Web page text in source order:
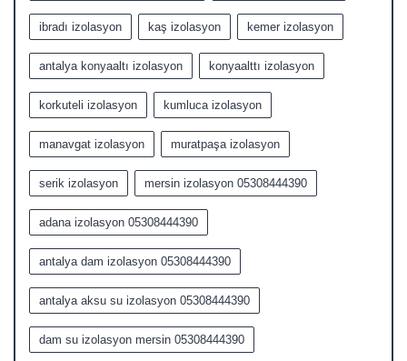
ibradı izolasyon kaş izolasyon kemer izolasyon
antalya konyaaltı izolasyon konyaalttı izolasyon
korkuteli izolasyon kumluca izolasyon
manavgat izolasyon muratpaşa izolasyon
serik izolasyon mersin izolasyon 05308444390
adana izolasyon 05308444390
antalya dam izolasyon 05308444390
antalya aksu su izolasyon 05308444390
dam su izolasyon mersin 05308444390